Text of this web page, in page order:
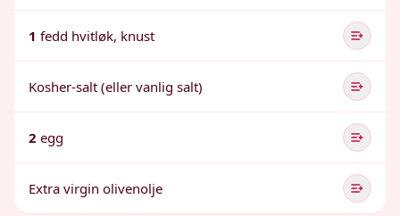
1 fedd hvitløk, knust
Kosher-salt (eller vanlig salt)
2 egg
Extra virgin olivenolje